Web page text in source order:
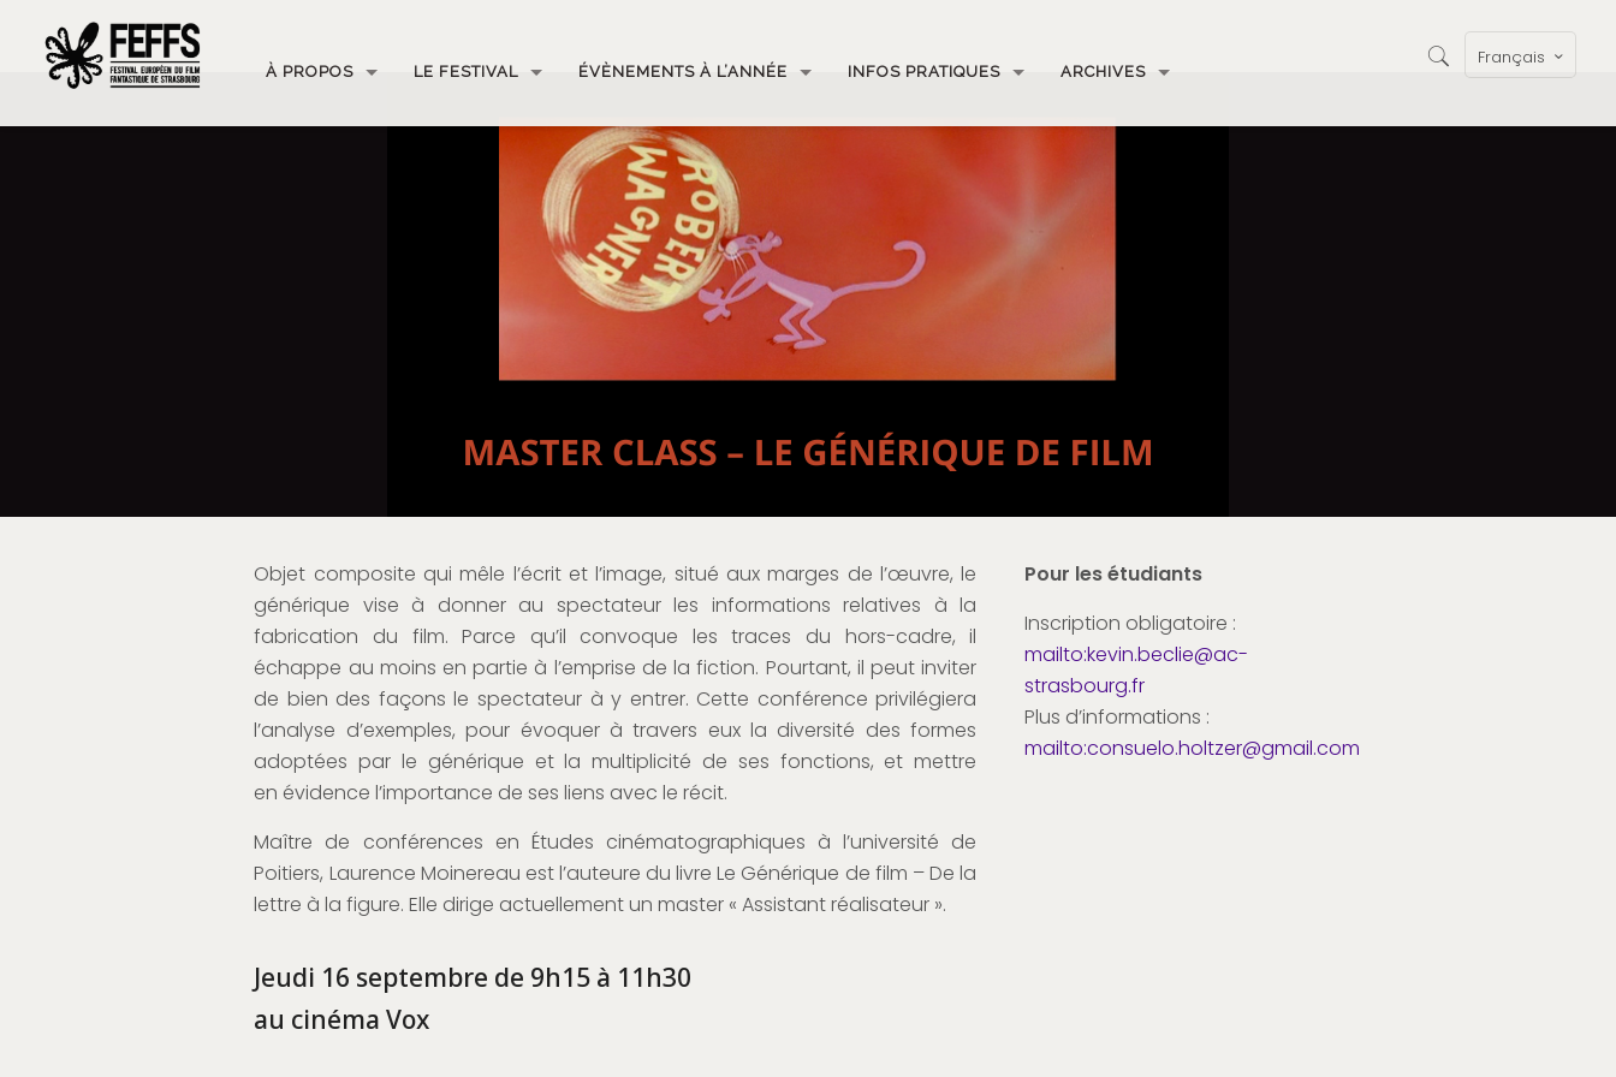
À PROPOS LE FESTIVAL ÉVÈNEMENTS À L’ANNÉE INFOS PRATIQUES ARCHIVES
Français
Objet composite qui mêle l’écrit et l’image, situé aux marges de l’œuvre, le
générique vise à donner au spectateur les informations relatives à la
fabrication du film. Parce qu’il convoque les traces du hors-cadre, il
échappe au moins en partie à l’emprise de la fiction. Pourtant, il peut inviter
de bien des façons le spectateur à y entrer. Cette conférence privilégiera
l’analyse d’exemples, pour évoquer à travers eux la diversité des formes
adoptées par le générique et la multiplicité de ses fonctions, et mettre
en évidence l’importance de ses liens avec le récit.
Maître de conférences en Études cinématographiques à l’université de
Poitiers, Laurence Moinereau est l’auteure du livre Le Générique de film – De la
lettre à la figure. Elle dirige actuellement un master « Assistant réalisateur ».
Jeudi 16 septembre de 9h15 à 11h30
au cinéma Vox
Pour les étudiants
Inscription obligatoire :
mailto:kevin.beclie@ac-
strasbourg.fr
Plus d’informations :
mailto:consuelo.holtzer@gmail.com